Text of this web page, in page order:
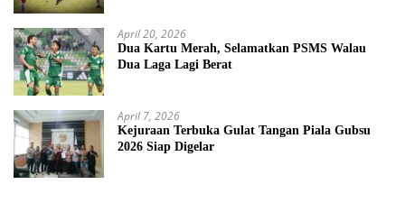
April 20, 2026
Dua Kartu Merah, Selamatkan PSMS Walau
Dua Laga Lagi Berat
April 7, 2026
Kejuraan Terbuka Gulat Tangan Piala Gubsu
2026 Siap Digelar